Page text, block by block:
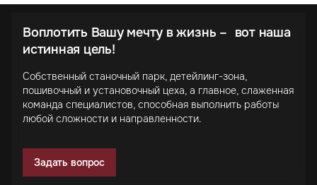
Воплотить Вашу мечту в жизнь – вот наша
истинная цель!
Собственный станочный парк, детейлинг-зона,
пошивочный и установочный цеха, а главное, слаженная
команда специалистов, способная выполнить работы
любой сложности и направленности.
Задать вопрос